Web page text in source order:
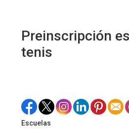
Preinscripción
tenis
Escuelas